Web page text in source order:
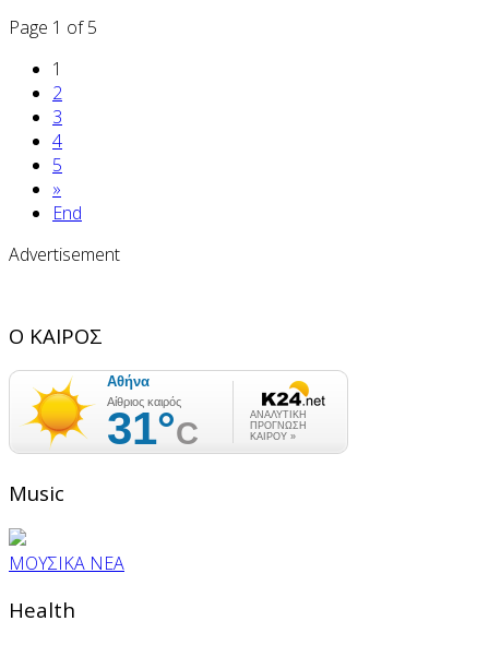
Page 1 of 5
1
2
3
4
5
»
End
Advertisement
Ο ΚΑΙΡΟΣ
Music
ΜΟΥΣΙΚΑ ΝΕΑ
Health